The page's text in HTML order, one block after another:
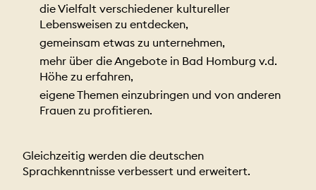
die Vielfalt verschiedener kultureller
Lebensweisen zu entdecken,
gemeinsam etwas zu unternehmen,
mehr über die Angebote in Bad Homburg v.d.
Höhe zu erfahren,
eigene Themen einzubringen und von anderen
Frauen zu profitieren.
Gleichzeitig werden die deutschen
Sprachkenntnisse verbessert und erweitert.